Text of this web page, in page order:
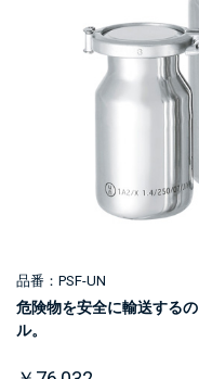
品番：PSF-UN
危険物を安全に輸送する
ル。